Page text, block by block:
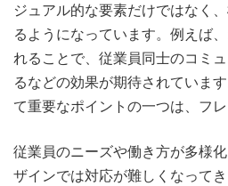
ジュアル的な要素だけではなく
るようになっています。例えば
れることで、従業員同士のコミ
るなどの効果が期待されていま
て重要なポイントの一つは、フレ
従業員のニーズや働き方が多様
ザインでは対応が難しくなって